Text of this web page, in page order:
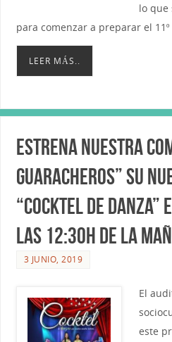
lo que
para comenzar a preparar el
LEER MÁS..
Estrena nuestra
Guaracheros” su
“COCKTEL de
las 12:30h de la
3 JUNIO, 2019
El
este